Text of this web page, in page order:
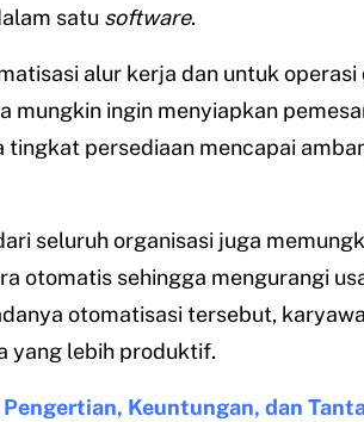
satu software.
alur kerja dan untuk operasi
mungkin ingin menyiapkan
persediaan mencapai
seluruh organisasi juga
otomatis sehingga mengurangi
otomatisasi tersebut,
yang lebih produktif.
Keuntungan, dan